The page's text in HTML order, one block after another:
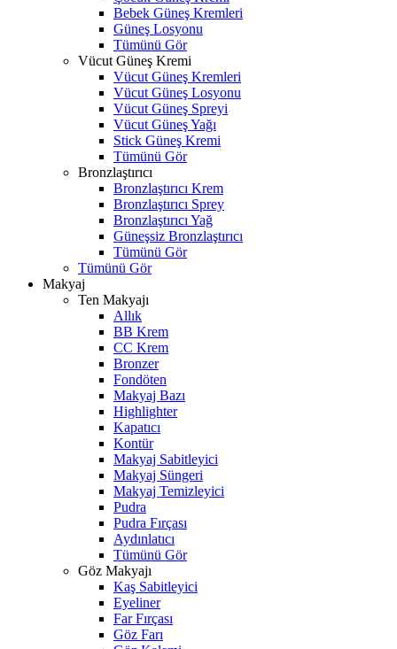
Bebek Güneş Kremleri
Güneş Losyonu
Tümünü Gör
Vücut Güneş Kremi
Vücut Güneş Kremleri
Vücut Güneş Losyonu
Vücut Güneş Spreyi
Vücut Güneş Yağı
Stick Güneş Kremi
Tümünü Gör
Bronzlaştırıcı
Bronzlaştırıcı Krem
Bronzlaştırıcı Sprey
Bronzlaştırıcı Yağ
Güneşsiz Bronzlaştırıcı
Tümünü Gör
Tümünü Gör
Makyaj
Ten Makyajı
Allık
BB Krem
CC Krem
Bronzer
Fondöten
Makyaj Bazı
Highlighter
Kapatıcı
Kontür
Makyaj Sabitleyici
Makyaj Süngeri
Makyaj Temizleyici
Pudra
Pudra Fırçası
Aydınlatıcı
Tümünü Gör
Göz Makyajı
Kaş Sabitleyici
Eyeliner
Far Fırçası
Göz Farı